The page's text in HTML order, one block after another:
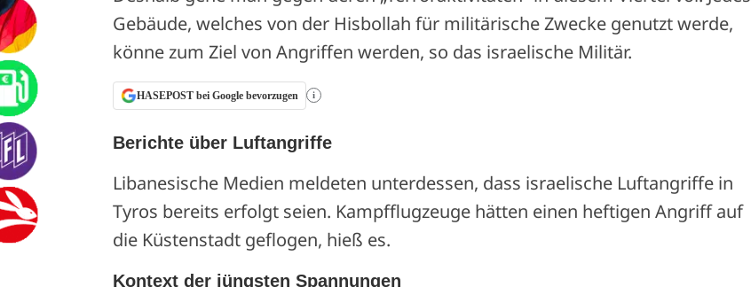
Gebäude, welches von der Hisbollah für militärische Zwecke genutzt werde,
könne zum Ziel von Angriffen werden, so das israelische Militär.
HASEPOST bei Google bevorzugen i
Berichte über Luftangriffe
Libanesische Medien meldeten unterdessen, dass israelische Luftangriffe in
Tyros bereits erfolgt seien. Kampfflugzeuge hätten einen heftigen Angriff auf
die Küstenstadt geflogen, hieß es.
Kontext der jüngsten Spannungen